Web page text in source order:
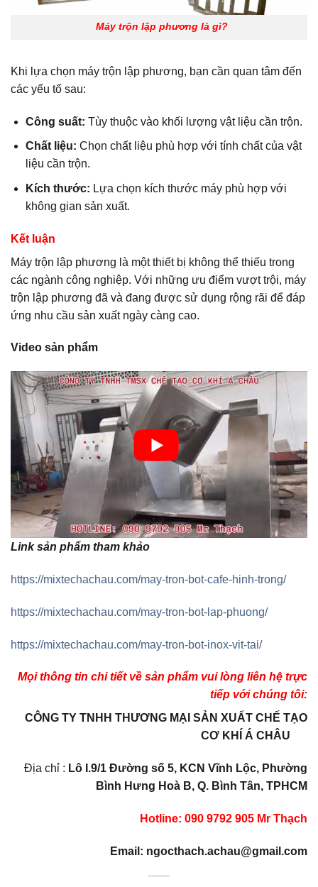
Máy trộn lập phương là gì?
Khi lựa chọn máy trộn lập phương, bạn cần quan tâm đến
các yếu tố sau:
Công suất: Tùy thuộc vào khối lượng vật liệu cần trộn.
Chất liệu: Chọn chất liệu phù hợp với tính chất của vật
liệu cần trộn.
Kích thước: Lựa chọn kích thước máy phù hợp với
không gian sản xuất.
Kết luận
Máy trộn lập phương là một thiết bị không thể thiếu trong
các ngành công nghiệp. Với những ưu điểm vượt trội, máy
trộn lập phương đã và đang được sử dụng rộng rãi để đáp
ứng nhu cầu sản xuất ngày càng cao.
Video sản phẩm
Link sản phẩm tham khảo
https://mixtechachau.com/may-tron-bot-cafe-hinh-trong/
https://mixtechachau.com/may-tron-bot-lap-phuong/
https://mixtechachau.com/may-tron-bot-inox-vit-tai/
Mọi thông tin chi tiết về sản phẩm vui lòng liên hệ trực
tiếp với chúng tôi:
CÔNG TY TNHH THƯƠNG MẠI SẢN XUẤT CHẾ TẠO
CƠ KHÍ Á CHÂU
Địa chỉ : Lô I.9/1 Đường số 5, KCN Vĩnh Lộc, Phường
Bình Hưng Hoà B, Q. Bình Tân, TPHCM
Hotline: 090 9792 905 Mr Thạch
Email: ngocthach.achau@gmail.com